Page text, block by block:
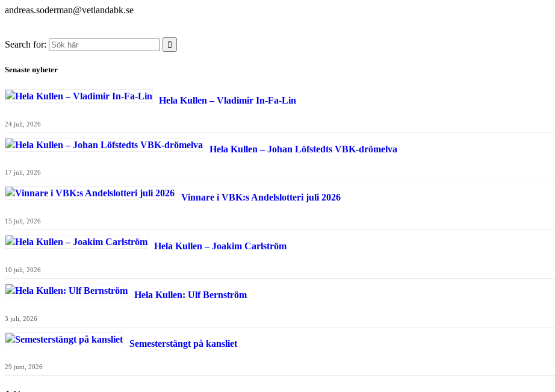
andreas.soderman@vetlandabk.se
Search for:
Senaste nyheter
Hela Kullen – Vladimir In-Fa-Lin
24 juli, 2026
Hela Kullen – Johan Löfstedts VBK-drömelva
17 juli, 2026
Vinnare i VBK:s Andelslotteri juli 2026
15 juli, 2026
Hela Kullen – Joakim Carlström
10 juli, 2026
Hela Kullen: Ulf Bernström
3 juli, 2026
Semesterstängt på kansliet
29 juni, 2026